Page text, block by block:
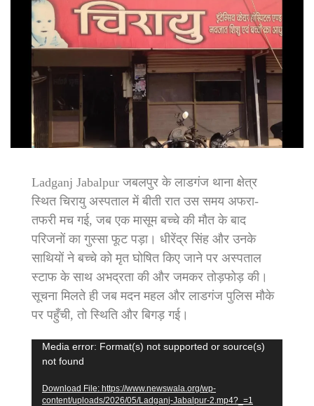
Ladganj Jabalpur ​जबलपुर के लाडगंज थाना क्षेत्र
स्थित चिरायु अस्पताल में बीती रात उस समय अफरा-
तफरी मच गई, जब एक मासूम बच्चे की मौत के बाद
परिजनों का गुस्सा फूट पड़ा। धीरेंद्र सिंह और उनके
साथियों ने बच्चे को मृत घोषित किए जाने पर अस्पताल
स्टाफ के साथ अभद्रता की और जमकर तोड़फोड़ की।
सूचना मिलते ही जब मदन महल और लाडगंज पुलिस मौके
पर पहुँची, तो स्थिति और बिगड़ गई।
Video
Player
Media error: Format(s) not supported or source(s)
not found
Download File: https://www.newswala.org/wp-
content/uploads/2026/05/Ladganj-Jabalpur-2.mp4?_=1